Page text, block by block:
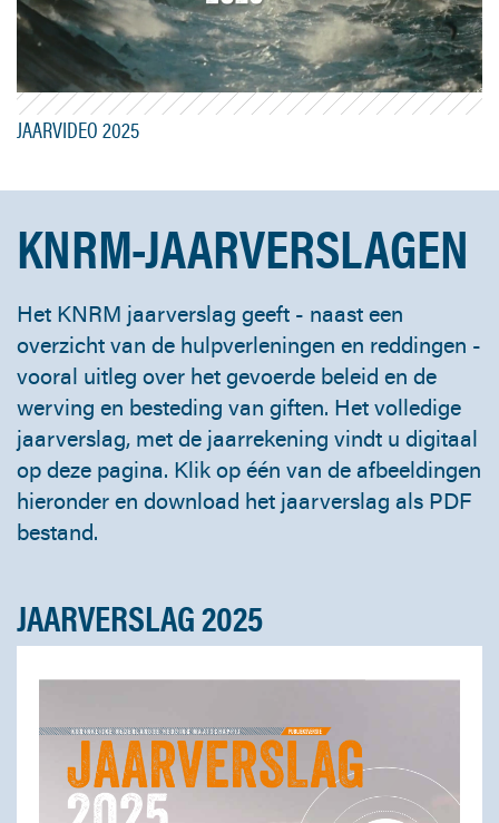
JAARVIDEO 2025
KNRM-JAARVERSLAGEN
Het KNRM jaarverslag geeft - naast een
overzicht van de hulpverleningen en reddingen -
vooral uitleg over het gevoerde beleid en de
werving en besteding van giften. Het volledige
jaarverslag, met de jaarrekening vindt u digitaal
op deze pagina. Klik op één van de afbeeldingen
hieronder en download het jaarverslag als PDF
bestand.
JAARVERSLAG 2025